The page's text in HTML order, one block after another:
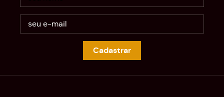
Cadastrar